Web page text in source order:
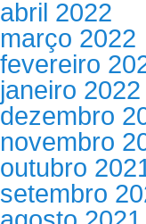
abril 2022
março 2022
fevereiro
janeiro 2022
dezembro
novembro
outubro
setembro